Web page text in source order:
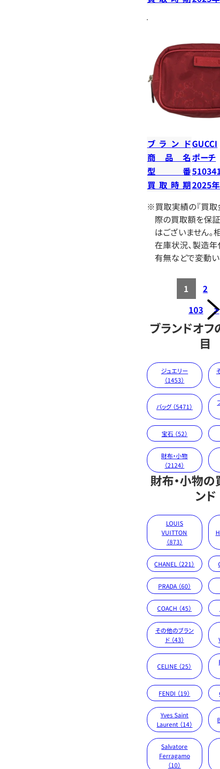
ブランドGUCCI
商品名ポーチ
型番
買取時期2025
※買取実績の『買取
際の買取額を保
はございません。
在庫状況、製造年
有無などで変動い
1
2
103
>
ブランドオ
目
ジュエリー
（1453）
バッグ （5471）
宝石 （52）
財布・小物
（2124）
財布・小物
ンド
LOUIS
VUITTON
（873）
CHANEL （221）
PRADA （60）
COACH （45）
その他のブラン
ド （43）
CELINE （25）
FENDI （19）
Yves Saint
Laurent （14）
Salvatore
Ferragamo
（10）